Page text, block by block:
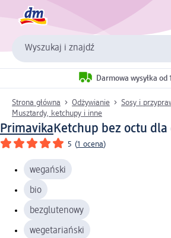
Wyszukaj i znajdź
Darmowa wysyłka od
Strona główna Odżywianie
Sosy i
Musztardy, ketchupy i inne
Primavika Ketchup bez octu dla
5 (1 ocena)
wegański
bio
bezglutenowy
wegetariański